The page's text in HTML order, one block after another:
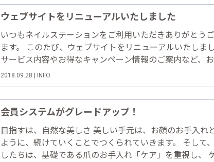
ウェブサイトをリニューアルいたしました
いつもネイルステーションをご利用いただきありがとう
ます。 このたび、ウェブサイトをリニューアルいたしまし
サービス内容やお得なキャンペーン情報のご案内など、
によりわかりやすくお伝えできるようデザインを一新し、
た、スマートフォンからも快適にご利用いただけるよう
2018.09.28 | INFO
会員システムがグレードアップ！
目指すは、自然な美しさ 美しい手元は、お顔のお手入れ
ように、続けていくことでつくられていきます。 そして
したちは、基礎である爪のお手入れ「ケア」を重視し、